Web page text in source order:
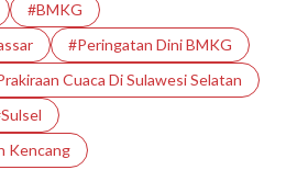
#BMKG
#Peringatan Dini BMKG
Cuaca Di Sulawesi Selatan
Kencang